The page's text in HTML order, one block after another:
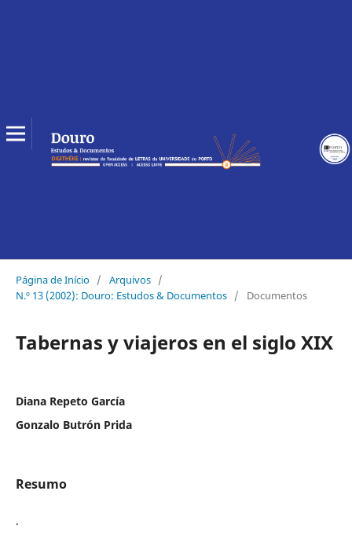
Página de Início / Arquivos /
N.º 13 (2002): Douro: Estudos & Documentos / Documentos
Tabernas y viajeros en el siglo XIX
Diana Repeto García
Gonzalo Butrón Prida
Resumo
.